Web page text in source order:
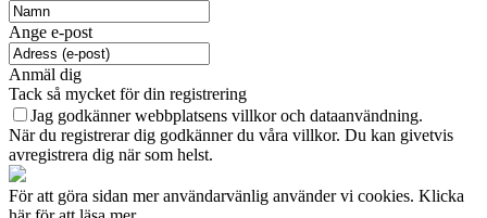
Ange e-post
Anmäl dig
Tack så mycket för din registrering
Jag godkänner webbplatsens villkor och dataanvändning.
När du registrerar dig godkänner du våra villkor. Du kan givetvis
avregistrera dig när som helst.
För att göra sidan mer användarvänlig använder vi cookies. Klicka